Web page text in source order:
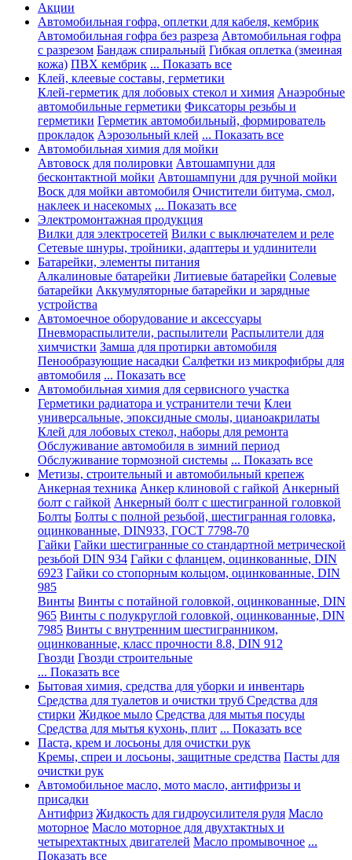
Акции
Автомобильная гофра, оплетки для кабеля, кембрик
Автомобильная гофра без разреза Автомобильная гофра
с разрезом Бандаж спиральный Гибкая оплетка (змеиная
кожа) ПВХ кембрик ... Показать все
Клей, клеевые составы, герметики
Клей-герметик для лобовых стекол и химия Анаэробные
автомобильные герметики Фиксаторы резьбы и
герметики Герметик автомобильный, формирователь
прокладок Аэрозольный клей ... Показать все
Автомобильная химия для мойки
Автовоск для полировки Автошампуни для
бесконтактной мойки Автошампуни для ручной мойки
Воск для мойки автомобиля Очистители битума, смол,
наклеек и насекомых ... Показать все
Электромонтажная продукция
Вилки для электросетей Вилки с выключателем и реле
Сетевые шнуры, тройники, адаптеры и удлинители
Батарейки, элементы питания
Алкалиновые батарейки Литиевые батарейки Солевые
батарейки Аккумуляторные батарейки и зарядные
устройства
Автомоечное оборудование и аксессуары
Пневмораспылители, распылители Распылители для
химчистки Замша для протирки автомобиля
Пенообразующие насадки Салфетки из микрофибры для
автомобиля ... Показать все
Автомобильная химия для сервисного участка
Герметики радиатора и устранители течи Клеи
универсальные, эпоксидные смолы, цианоакрилаты
Клей для лобовых стекол, наборы для ремонта
Обслуживание автомобиля в зимний период
Обслуживание тормозной системы ... Показать все
Метизы, строительный и автомобильный крепеж
Анкерная техника Анкер клиновой с гайкой Анкерный
болт с гайкой Анкерный болт с шестигранной головкой
Болты Болты с полной резьбой, шестигранная головка,
оцинкованные, DIN933, ГОСТ 7798-70
Гайки Гайки шестигранные со стандартной метрической
резьбой DIN 934 Гайки с фланцем, оцинкованные, DIN
6923 Гайки со стопорным кольцом, оцинкованные, DIN
985
Винты Винты с потайной головкой, оцинкованные, DIN
965 Винты с полукруглой головкой, оцинкованные, DIN
7985 Винты с внутренним шестигранником,
оцинкованные, класс прочности 8.8, DIN 912
Гвозди Гвозди строительные
... Показать все
Бытовая химия, средства для уборки и инвентарь
Средства для туалетов и очистки труб Средства для
стирки Жидкое мыло Средства для мытья посуды
Средства для мытья кухонь, плит ... Показать все
Паста, крем и лосьоны для очистки рук
Кремы, спреи и лосьоны, защитные средства Пасты для
очистки рук
Автомобильное масло, мото масло, антифризы и
присадки
Антифриз Жидкость для гидроусилителя руля Масло
моторное Масло моторное для двухтактных и
четырехтактных двигателей Масло промывочное ...
Показать все